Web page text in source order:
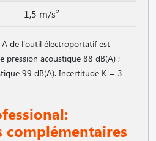
1,5 m/s²
de l'outil électroportatif est
pression acoustique 88 dB(A) ;
99 dB(A). Incertitude K = 3